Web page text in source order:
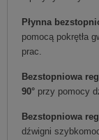
Płynna
pomocą pokrętła
prac.
Bezstopniowa
90° przy pomocy
Bezstopniowa
dźwigni